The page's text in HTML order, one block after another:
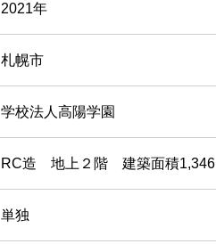
2021年
札幌市
学校法人高陽学園
RC造 地上２階 建築面積
単独